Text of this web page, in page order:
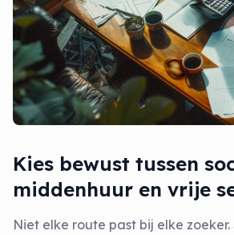
Kies bewust tussen
middenhuur en vrije
Niet elke route past bij elke zoeker.